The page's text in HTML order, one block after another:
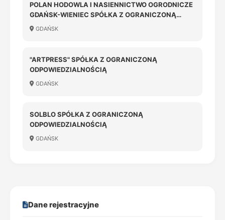
POLAN HODOWLA I NASIENNICTWO OGRODNICZE
GDAŃSK-WIENIEC SPÓŁKA Z OGRANICZONĄ
ODPOWIEDZIALNOŚCIĄ
GDAŃSK
"ARTPRESS" SPÓŁKA Z OGRANICZONĄ
ODPOWIEDZIALNOŚCIĄ
GDAŃSK
SOLBLO SPÓŁKA Z OGRANICZONĄ
ODPOWIEDZIALNOŚCIĄ
GDAŃSK
Dane rejestracyjne